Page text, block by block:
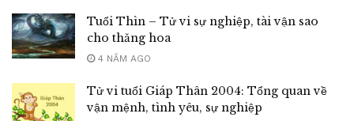
Tuổi Thìn – Tử vi sự nghiệp, tài vận sao
cho thăng hoa
4 NĂM AGO
Tử vi tuổi Giáp Thân 2004: Tổng quan về
vận mệnh, tình yêu, sự nghiệp